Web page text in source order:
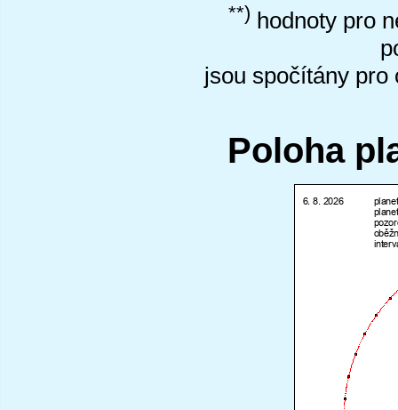
**) hodnoty pro
jsou spočítány pro
Poloha